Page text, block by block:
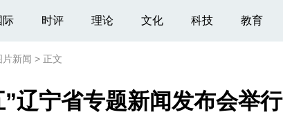
际 时评 理论 文化 科技 教育
片新闻 > 正文
辽宁省专题新闻发布会举行